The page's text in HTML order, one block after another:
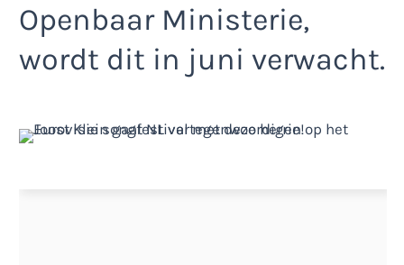
Openbaar Ministerie,
wordt dit in juni verwacht.